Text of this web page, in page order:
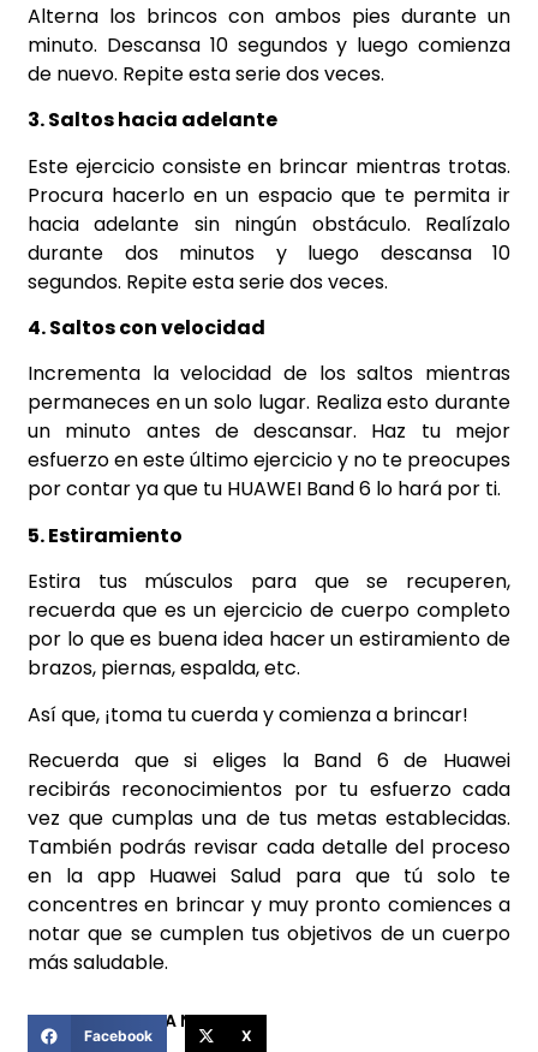
Alterna los brincos con ambos pies durante un
minuto. Descansa 10 segundos y luego comienza
de nuevo. Repite esta serie dos veces.
3. Saltos hacia adelante
Este ejercicio consiste en brincar mientras trotas.
Procura hacerlo en un espacio que te permita ir
hacia adelante sin ningún obstáculo. Realízalo
durante dos minutos y luego descansa 10
segundos. Repite esta serie dos veces.
4. Saltos con velocidad
Incrementa la velocidad de los saltos mientras
permaneces en un solo lugar. Realiza esto durante
un minuto antes de descansar. Haz tu mejor
esfuerzo en este último ejercicio y no te preocupes
por contar ya que tu HUAWEI Band 6 lo hará por ti.
5. Estiramiento
Estira tus músculos para que se recuperen,
recuerda que es un ejercicio de cuerpo completo
por lo que es buena idea hacer un estiramiento de
brazos, piernas, espalda, etc.
Así que, ¡toma tu cuerda y comienza a brincar!
Recuerda que si eliges la Band 6 de Huawei
recibirás reconocimientos por tu esfuerzo cada
vez que cumplas una de tus metas establecidas.
También podrás revisar cada detalle del proceso
en la app Huawei Salud para que tú solo te
concentres en brincar y muy pronto comiences a
notar que se cumplen tus objetivos de un cuerpo
más saludable.
COMPARTIR ESTA NOTICIA
Facebook X